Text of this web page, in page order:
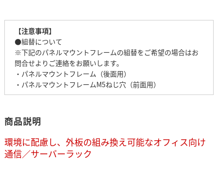
【注意事項】
●組替について
※下記のパネルマウントフレームの組替をご希望の場合はお
問合せよりご連絡をお願いします。
・パネルマウントフレーム（後面用）
・パネルマウントフレームM5ねじ穴（前面用）
商品説明
環境に配慮し、外板の組み換え可能なオフィス向け
通信／サーバーラック